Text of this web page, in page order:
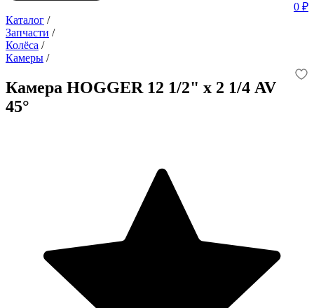
0 ₽
Каталог /
Запчасти /
Колёса /
Камеры /
Камера HOGGER 12 1/2" х 2 1/4 AV
45°